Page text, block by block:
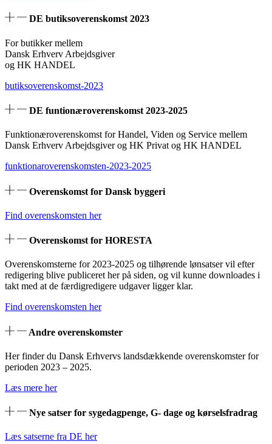
DE butiksoverenskomst 2023
For butikker mellem
Dansk Erhverv Arbejdsgiver
og HK HANDEL
butiksoverenskomst-2023
DE funtionæroverenskomst 2023-2025
Funktionæroverenskomst for Handel, Viden og Service mellem
Dansk Erhverv Arbejdsgiver og HK Privat og HK HANDEL
funktionaroverenskomsten-2023-2025
Overenskomst for Dansk byggeri
Find overenskomsten her
Overenskomst for HORESTA
Overenskomsterne for 2023-2025 og tilhørende lønsatser vil efter
redigering blive publiceret her på siden, og vil kunne downloades i
takt med at de færdigredigere udgaver ligger klar.
Find overenskomsten her
Andre overenskomster
Her finder du Dansk Erhvervs landsdækkende overenskomster for
perioden 2023 – 2025.
Læs mere her
Nye satser for sygedagpenge, G- dage og kørselsfradrag
Læs satserne fra DE her